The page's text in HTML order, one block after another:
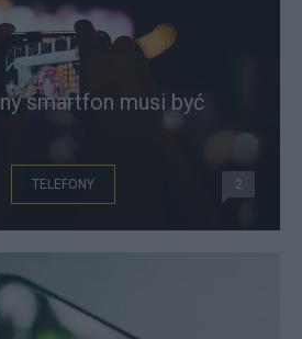
smartfon musi być
TELEFONY 2